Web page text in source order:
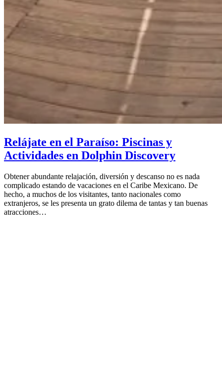
Relájate en el Paraíso: Piscinas y
Actividades en Dolphin Discovery
Obtener abundante relajación, diversión y descanso no es nada
complicado estando de vacaciones en el Caribe Mexicano. De
hecho, a muchos de los visitantes, tanto nacionales como
extranjeros, se les presenta un grato dilema de tantas y tan buenas
atracciones…